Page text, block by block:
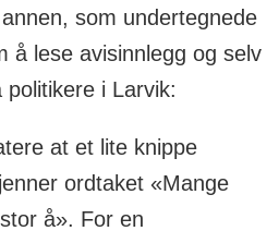
som undertegnede
å lese avisinnlegg og selv
i Larvik:
at et lite knippe
ordtaket «Mange
å». For en